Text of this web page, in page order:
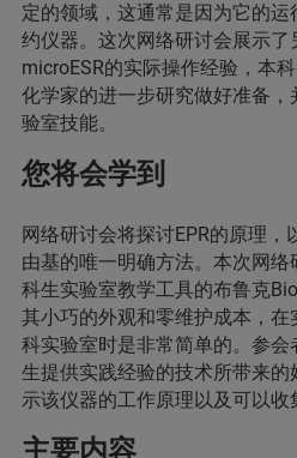
定的领域，这通常是因为它的
约仪器。这次网络研讨会展示
microESR的实际操作经验，本
化学家的进一步研究做好准备
验室技能。
您将会学到
网络研讨会将探讨EPR的原理，
由基的唯一明确方法。本次网
科生实验室教学工具的布鲁克
其小巧的外观和零维护成本，在
科实验室时是非常简单的。参
生提供实践经验的技术所带来
示该仪器的工作原理以及可以收
主要内容